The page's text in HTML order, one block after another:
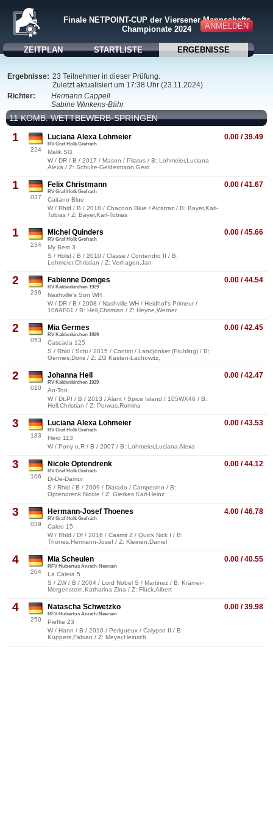
ANMELDEN
Finale NETPOINT-CUP der Viersener Mannschafts
Championate 2024
ZEITPLAN STARTLISTE ERGEBNISSE
Ergebnisse: 23 Teilnehmer in dieser Prüfung.
Zuletzt aktualisiert um 17:38 Uhr (23.11.2024)
Richter:
Hermann Cappell
Sabine Winkens-Bähr
11 KOMB. WETTBEWERB-SPRINGEN
1
224
0.00 / 39.49
Luciana Alexa Lohmeier
RV Graf Holk Grefrath
Malik SG
W / DR / B / 2017 / Mason / Pilatus / B: Lohmeier,Luciana
Alexa / Z: Schulte-Geldermann,Gerd
1
037
0.00 / 41.67
Felix Christmann
RV Graf Holk Grefrath
Caitano Blue
W / Rhld / B / 2018 / Chacoon Blue / Alcatraz / B: Bayer,Karl-
Tobias / Z: Bayer,Karl-Tobias
1
234
0.00 / 45.66
Michel Quinders
RV Graf Holk Grefrath
My Best 3
S / Holst / B / 2010 / Classe / Contendro II / B:
Lohmeier,Christian / Z: Verhagen,Jan
2
236
0.00 / 44.54
Fabienne Dömges
RV Kaldenkirchen 1929
Nashville's Son WH
W / DR / B / 2008 / Nashville WH / Heidhof's Primeur /
106AF01 / B: Hell,Christian / Z: Heyne,Werner
2
053
0.00 / 42.45
Mia Germes
RV Kaldenkirchen 1929
Cascada 125
S / Rhld / Schi / 2015 / Contini / Landjonker (Fruhling) / B:
Germes,Doris / Z: ZG Kasten-Lachowitz,
2
010
0.00 / 42.47
Johanna Hell
RV Kaldenkirchen 1929
An-Ton
W / Dt.Pf / B / 2013 / Alant / Spice Island / 105WX46 / B:
Hell,Christian / Z: Perwas,Romina
3
183
0.00 / 43.53
Luciana Alexa Lohmeier
RV Graf Holk Grefrath
Hero 113
W / Pony o.R / B / 2007 / B: Lohmeier,Luciana Alexa
3
106
0.00 / 44.12
Nicole Optendrenk
RV Graf Holk Grefrath
Di-De-Damur
S / Rhld / B / 2009 / Diarado / Campesino / B:
Optendrenk,Nicole / Z: Gierkes,Karl-Heinz
3
039
4.00 / 46.78
Hermann-Josef Thoenes
RV Graf Holk Grefrath
Caleo 15
W / Rhld / Df / 2016 / Casmir Z / Quick Nick I / B:
Thönes,Hermann-Josef / Z: Kleinen,Daniel
4
204
0.00 / 40.55
Mia Scheulen
RFV Hubertus Anrath-Neersen
La Calera 5
S / ZW / B / 2004 / Lord Nobel S / Martinez / B: Krämer-
Morgenstern,Katharina Zina / Z: Flück,Albert
4
250
0.00 / 39.98
Natascha Schwetzko
RFV Hubertus Anrath-Neersen
Piefke 23
W / Hann / B / 2010 / Perigueux / Calypso II / B:
Küppers,Fabian / Z: Meyer,Heinrich